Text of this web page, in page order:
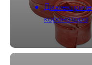
коронатора